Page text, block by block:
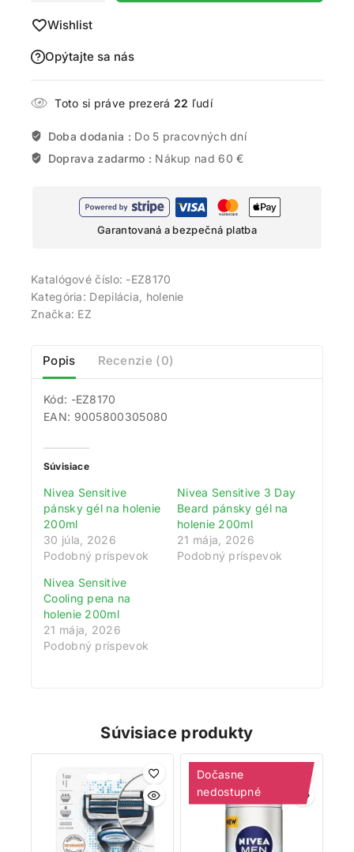
Wishlist
Opýtajte sa nás
Toto si práve prezerá 22 ľudí
Doba dodania : Do 5 pracovných dní
Doprava zadarmo : Nákup nad 60 €
Garantovaná a bezpečná platba
Katalógové číslo: -EZ8170
Kategória: Depilácia, holenie
Značka: EZ
Popis Recenzie (0)
Kód: -EZ8170
EAN: 9005800305080
Súvisiace
Nivea Sensitive
pánsky gél na holenie
200ml
30 júla, 2026
Podobný príspevok
Nivea Sensitive 3 Day
Beard pánsky gél na
holenie 200ml
21 mája, 2026
Podobný príspevok
Nivea Sensitive
Cooling pena na
holenie 200ml
21 mája, 2026
Podobný príspevok
Súvisiace produkty
Dočasne
nedostupné